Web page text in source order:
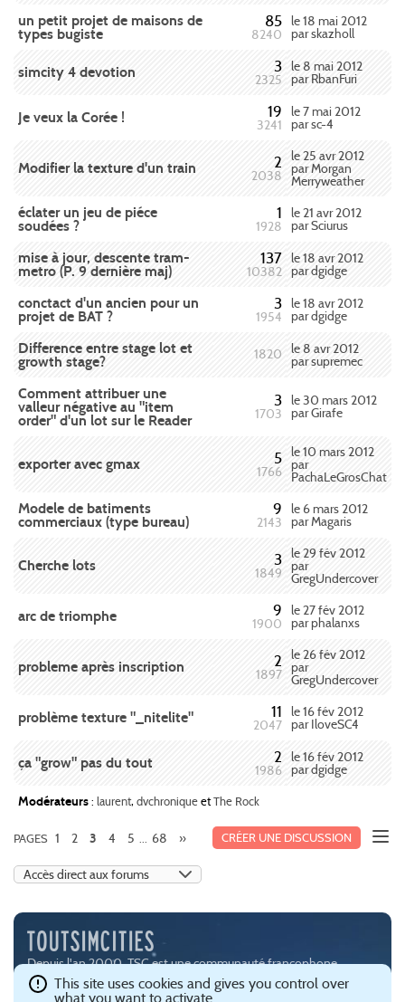
un petit projet de maisons de
types bugiste
85
8240
le 18 mai 2012
par skazholl
simcity 4 devotion 3
2325
le 8 mai 2012
par RbanFuri
Je veux la Corée ! 19
3241
le 7 mai 2012
par sc-4
Modifier la texture d'un train 2
2038
le 25 avr 2012
par Morgan
Merryweather
éclater un jeu de piéce
soudées ?
1
1928
le 21 avr 2012
par Sciurus
mise à jour, descente tram-
metro (P. 9 dernière maj)
137
10382
le 18 avr 2012
par dgidge
conctact d'un ancien pour un
projet de BAT ?
3
1954
le 18 avr 2012
par dgidge
Difference entre stage lot et
growth stage? 1820 le 8 avr 2012
par supremec
Comment attribuer une
valleur négative au "item
order" d'un lot sur le Reader
3
1703
le 30 mars 2012
par Girafe
exporter avec gmax 5
1766
le 10 mars 2012
par
PachaLeGrosChat
Modele de batiments
commerciaux (type bureau)
9
2143
le 6 mars 2012
par Magaris
Cherche lots 3
1849
le 29 fév 2012
par
GregUndercover
arc de triomphe 9
1900
le 27 fév 2012
par phalanxs
probleme après inscription 2
1897
le 26 fév 2012
par
GregUndercover
problème texture "_nitelite" 11
2047
le 16 fév 2012
par IloveSC4
ça "grow" pas du tout 2
1986
le 16 fév 2012
par dgidge
Modérateurs: laurent, dvchroniqueetThe Rock
CRÉER UNE DISCUSSION
PAGES 1 2 3 4 5 ... 68 »
Depuis l'an 2000, TSC est une communauté francophone
passionnée par les jeux de simulation urbaine, notamment
This site uses cookies and gives you control over
what you want to activate